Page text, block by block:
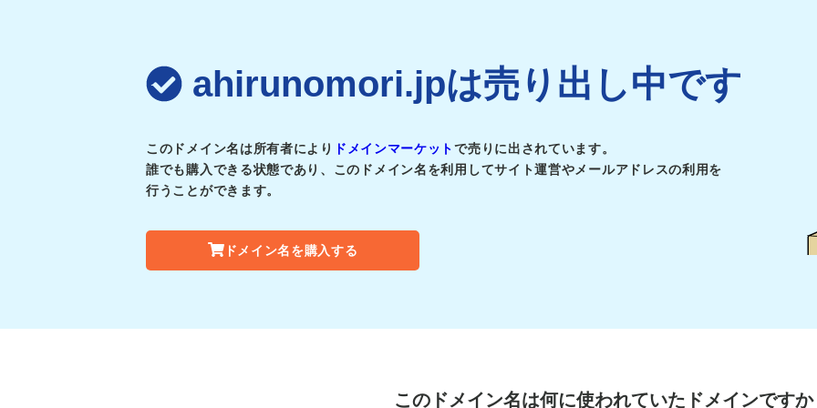
ahirunomori.jpは売り出し中です
このドメイン名は所有者により ドメインマーケットで売りに出されています。
誰でも購入できる状態であり、このドメイン名を利用してサイト運営やメールアドレスの利用を
行うことができます。
ドメイン名を購入する
このドメイン名は何に使われていたドメインですか